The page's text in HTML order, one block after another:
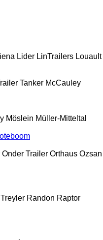
Lider LinTrailers Louault
Tanker McCauley
Möslein Müller-Mitteltal
Onder Trailer Orthaus Ozsan
Randon Raptor